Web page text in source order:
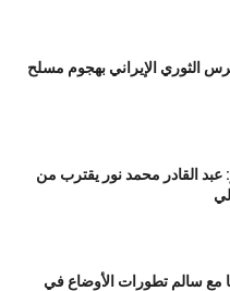
الثوري الإيراني بهجوم مسلح
القادر محمد نور يقترب من
مع سالم تطورات الأوضاع في